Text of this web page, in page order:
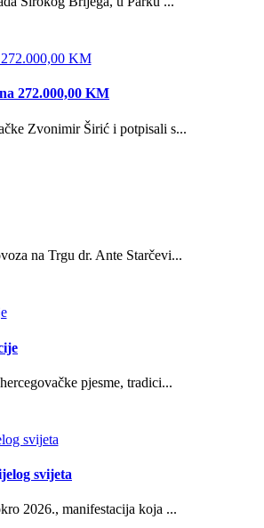
272.000,00 KM
Zvonimir Širić i potpisali s...
na Trgu dr. Ante Starčevi...
pjesme, tradici...
svijeta
2026., manifestacija koja ...